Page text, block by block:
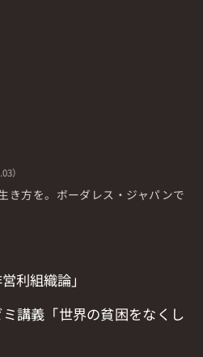
）
き方を。ボーダレス・ジャパンで
利組織論」
講義「世界の貧困をなくし